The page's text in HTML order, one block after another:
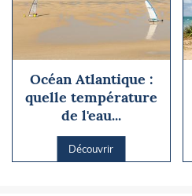
Océan Atlantique :
quelle température
de l'eau...
Découvrir